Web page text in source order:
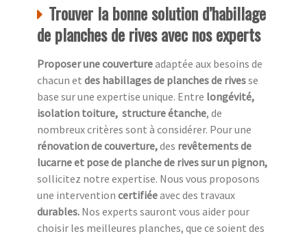
Trouver la bonne solution d’habillage
de planches de rives avec nos experts
Proposer une couvertureadaptée aux besoins de
chacun et des habillages de planches de rivesse
base sur une expertise unique. Entre longévité,
isolation toiture, structure étanche, de
nombreux critères sont à considérer. Pour une
rénovation de couverture,des revêtements de
lucarne et pose de planche de rives sur un pignon,
sollicitez notre expertise. Nous vous proposons
une intervention certifiéeavec des travaux
durables. Nos experts sauront vous aider pour
choisir les meilleures planches, que ce soient des